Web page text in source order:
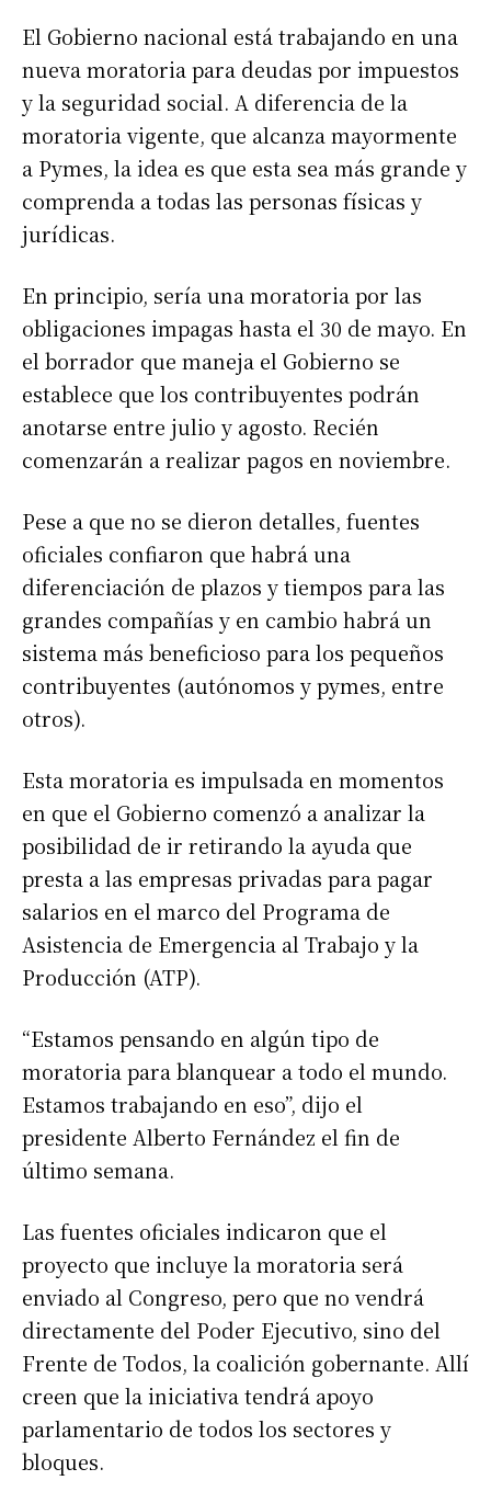
El Gobierno nacional está trabajando en una
nueva moratoria para deudas por impuestos
y la seguridad social. A diferencia de la
moratoria vigente, que alcanza mayormente
a Pymes, la idea es que esta sea más grande y
comprenda a todas las personas físicas y
jurídicas.
En principio, sería una moratoria por las
obligaciones impagas hasta el 30 de mayo. En
el borrador que maneja el Gobierno se
establece que los contribuyentes podrán
anotarse entre julio y agosto. Recién
comenzarán a realizar pagos en noviembre.
Pese a que no se dieron detalles, fuentes
oficiales confiaron que habrá una
diferenciación de plazos y tiempos para las
grandes compañías y en cambio habrá un
sistema más beneficioso para los pequeños
contribuyentes (autónomos y pymes, entre
otros).
Esta moratoria es impulsada en momentos
en que el Gobierno comenzó a analizar la
posibilidad de ir retirando la ayuda que
presta a las empresas privadas para pagar
salarios en el marco del Programa de
Asistencia de Emergencia al Trabajo y la
Producción (ATP).
“Estamos pensando en algún tipo de
moratoria para blanquear a todo el mundo.
Estamos trabajando en eso”, dijo el
presidente Alberto Fernández el fin de
último semana.
Las fuentes oficiales indicaron que el
proyecto que incluye la moratoria será
enviado al Congreso, pero que no vendrá
directamente del Poder Ejecutivo, sino del
Frente de Todos, la coalición gobernante. Allí
creen que la iniciativa tendrá apoyo
parlamentario de todos los sectores y
bloques.